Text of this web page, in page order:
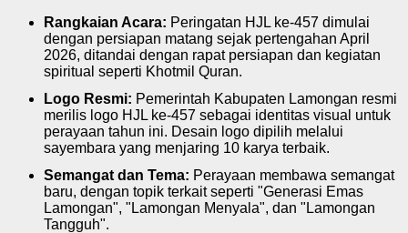
Rangkaian Acara: Peringatan HJL ke-457 dimulai
dengan persiapan matang sejak pertengahan April
2026, ditandai dengan rapat persiapan dan kegiatan
spiritual seperti Khotmil Quran.
Logo Resmi: Pemerintah Kabupaten Lamongan resmi
merilis logo HJL ke-457 sebagai identitas visual untuk
perayaan tahun ini. Desain logo dipilih melalui
sayembara yang menjaring 10 karya terbaik.
Semangat dan Tema: Perayaan membawa semangat
baru, dengan topik terkait seperti "Generasi Emas
Lamongan", "Lamongan Menyala", dan "Lamongan
Tangguh".